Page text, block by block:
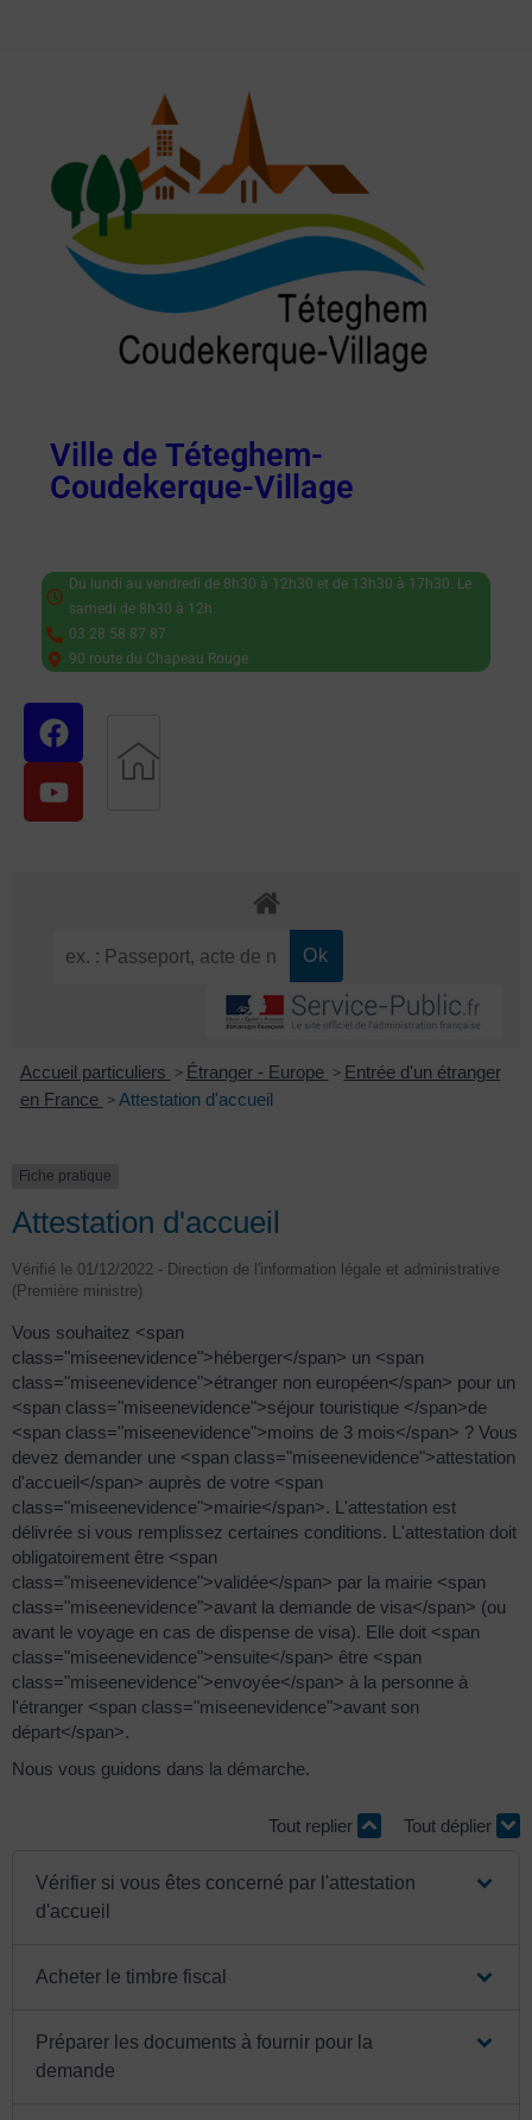
Ville de Téteghem-
Coudekerque-Village
Du lundi au vendredi de 8h30 à 12h30 et de 13h30 à 17h30. Le
samedi de 8h30 à 12h.
03 28 58 87 87
90 route du Chapeau Rouge
Accueil particuliers > Étranger - Europe > Entrée d'un étranger
en France > Attestation d'accueil
Fiche pratique
Attestation d'accueil
Vérifié le 01/12/2022 - Direction de l'information légale et administrative
(Première ministre)
Vous souhaitez <span
class="miseenevidence">héberger</span> un <span
class="miseenevidence">étranger non européen</span> pour un
<span class="miseenevidence">séjour touristique </span>de
<span class="miseenevidence">moins de 3 mois</span> ? Vous
devez demander une <span class="miseenevidence">attestation
d'accueil</span> auprès de votre <span
class="miseenevidence">mairie</span>. L'attestation est
délivrée si vous remplissez certaines conditions. L'attestation doit
obligatoirement être <span
class="miseenevidence">validée</span> par la mairie <span
class="miseenevidence">avant la demande de visa</span> (ou
avant le voyage en cas de dispense de visa). Elle doit <span
class="miseenevidence">ensuite</span> être <span
class="miseenevidence">envoyée</span> à la personne à
l'étranger <span class="miseenevidence">avant son
départ</span>.
Nous vous guidons dans la démarche.
Tout replier Tout déplier
Vérifier si vous êtes concerné par l'attestation
d'accueil
Acheter le timbre fiscal
Préparer les documents à fournir pour la
demande